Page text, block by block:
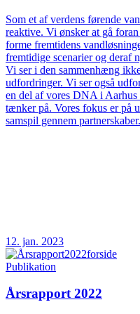
Som et af verdens førende
reaktive. Vi ønsker at gå
forme fremtidens
fremtidige scenarier og deraf
Vi ser i den sammenhæng
udfordringer. Vi ser også
en del af vores DNA i Aarhus
tænker på. Vores fokus er på
samspil gennem partnerskaber.
12. jan. 2023
Publikation
Årsrapport 2022